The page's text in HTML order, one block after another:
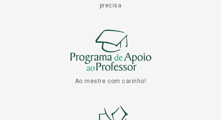
precisa
Ao mestre com carinho!